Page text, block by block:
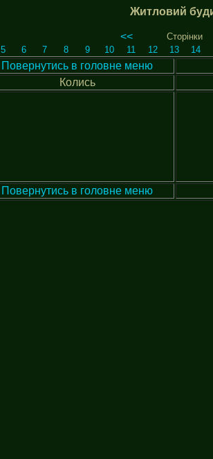
Житловий
<<
Сторінки
5 6 7 8 9 10 11 12 13 14
Повернутись в головне меню
Колись
Повернутись в головне меню